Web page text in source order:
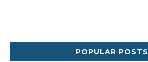
POPULAR POSTS